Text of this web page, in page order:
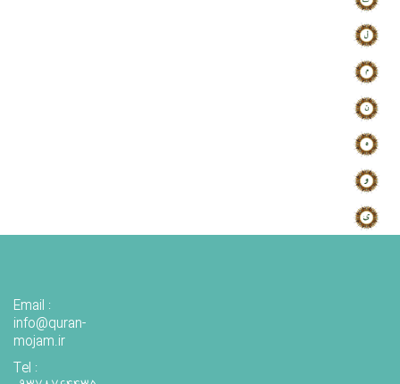
Email :
info@quran-
mojam.ir
Tel :